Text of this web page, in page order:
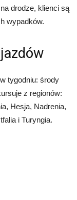
drodze, klienci są
wypadków.
tygodniu: środy
z regionów:
Hesja, Nadrenia,
i Turyngia.